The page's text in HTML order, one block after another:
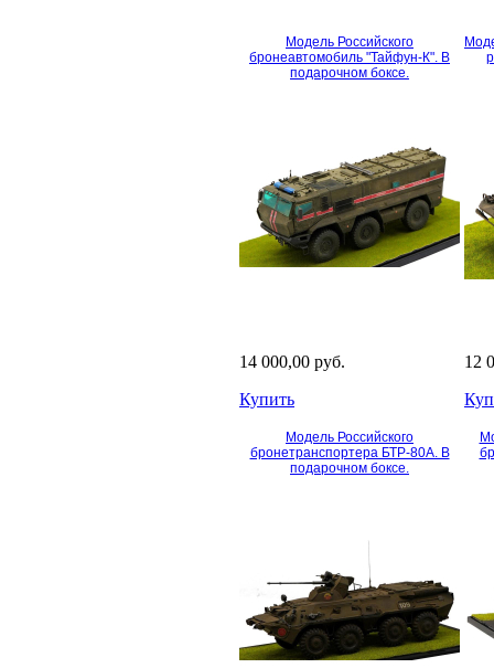
Модель Российского
бронеавтомобиль "Тайфун-К". В
подарочном боксе.
14 000,00 руб.
Купить
12
Модель Российского
бронетранспортера БТР-80А. В
подарочном боксе.